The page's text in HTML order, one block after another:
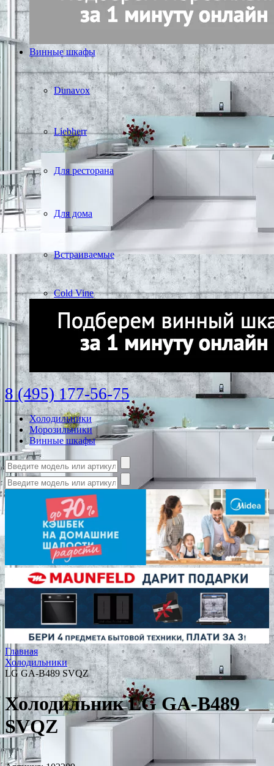
Винные шкафы
Dunavox
Liebherr
Для ресторана
Для дома
Встраиваемые
Cold Vine
8 (495) 177-56-75
Холодильники
Морозильники
Винные шкафы
Главная
Холодильники
LG GA-B489 SVQZ
Холодильник LG GA-B489
SVQZ